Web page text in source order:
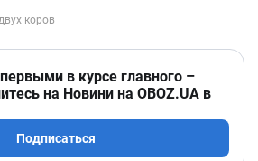
в курсе главного –
на Новини на OBOZ.UA в
Подписаться